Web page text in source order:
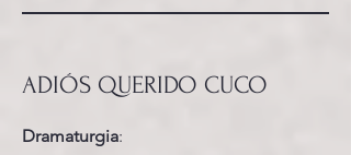
ADIÓS QUERIDO CUCO
Dramaturgia: